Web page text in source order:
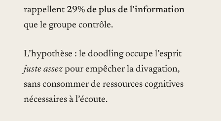
rappellent 29% de plus de l’information
que le groupe contrôle.
L’hypothèse : le doodling occupe l’esprit
juste assez pour empêcher la divagation,
sans consommer de ressources cognitives
nécessaires à l’écoute.